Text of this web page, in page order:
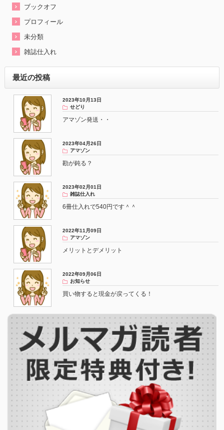
ブックオフ
プロフィール
未分類
雑誌仕入れ
最近の投稿
2023年10月13日
せどり
アマゾン発送・・
2023年04月26日
アマゾン
勘が鈍る？
2023年02月01日
雑誌仕入れ
6冊仕入れで540円です＾＾
2022年11月09日
アマゾン
メリットとデメリット
2022年09月06日
お知らせ
買い物すると現金が戻ってくる！